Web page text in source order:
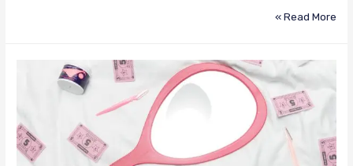
הציורים
ההנצחה
שמבקש
מאיתנו
לשאוף
Read More »